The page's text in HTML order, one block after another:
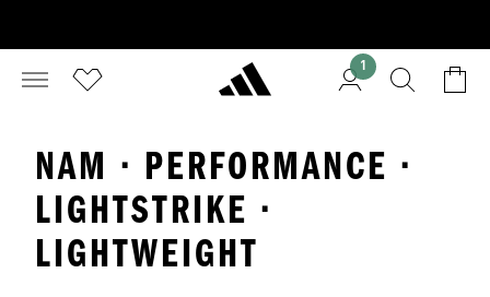
1
NAM · PERFORMANCE ·
LIGHTSTRIKE ·
LIGHTWEIGHT